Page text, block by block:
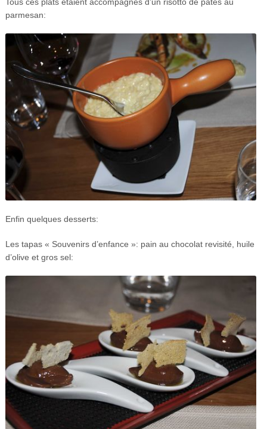
parmesan:
Enfin quelques desserts:
Les tapas « Souvenirs d’enfance »: pain au chocolat revisité, huile
d’olive et gros sel: